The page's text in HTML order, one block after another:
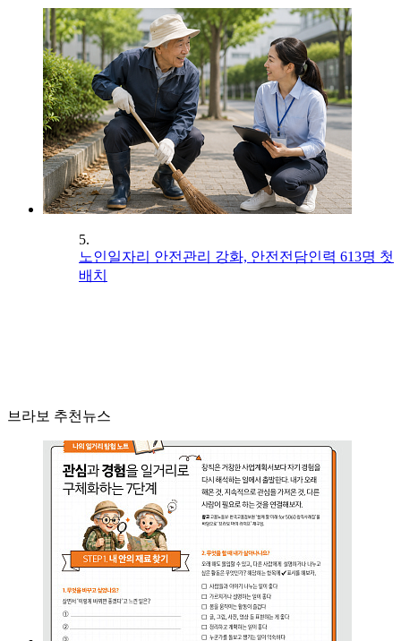
5.
노인일자리 안전관리 강화, 안전전담인력 613명 첫
배치
브라보 추천뉴스